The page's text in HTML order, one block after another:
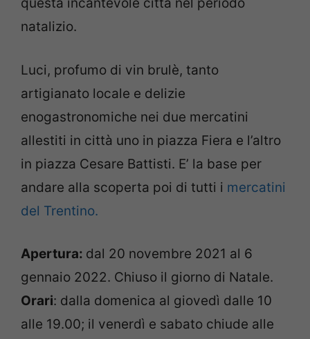
questa incantevole città nel periodo
natalizio.
Luci, profumo di vin brulè, tanto
artigianato locale e delizie
enogastronomiche nei due mercatini
allestiti in città uno in piazza Fiera e l’altro
in piazza Cesare Battisti. E’ la base per
andare alla scoperta poi di tutti i mercatini
del Trentino.
Apertura: dal 20 novembre 2021 al 6
gennaio 2022. Chiuso il giorno di Natale.
Orari: dalla domenica al giovedì dalle 10
alle 19.00; il venerdì e sabato chiude alle